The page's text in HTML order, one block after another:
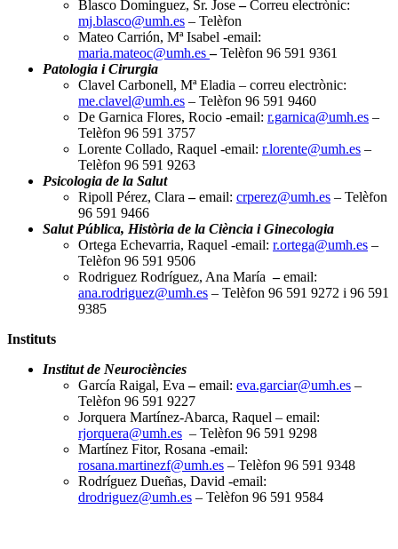
Blasco Dominguez, Sr. Jose–Correu electrònic:
mj.blasco@umh.es – Telèfon
Mateo Carrión, Mª Isabel -email:
maria.mateoc@umh.es–Telèfon 96 591 9361
Patologia i Cirurgia
Clavel Carbonell, Mª Eladia – correu electrònic:
me.clavel@umh.es – Telèfon 96 591 9460
De Garnica Flores, Rocio -email: r.garnica@umh.es –
Telèfon 96 591 3757
Lorente Collado, Raquel -email: r.lorente@umh.es –
Telèfon 96 591 9263
Psicologia de la Salut
Ripoll Pérez, Clara–email: crperez@umh.es – Telèfon
96 591 9466
Salut Pública, Història de la Ciència i Ginecologia
Ortega Echevarria, Raquel -email: r.ortega@umh.es –
Telèfon 96 591 9506
Rodriguez Rodríguez, Ana María –email:
ana.rodriguez@umh.es – Telèfon 96 591 9272 i 96 591
9385
Instituts
Institut de Neurociències
García Raigal, Eva–email: eva.garciar@umh.es –
Telèfon 96 591 9227
Jorquera Martínez-Abarca, Raquel – email:
rjorquera@umh.es – Telèfon 96 591 9298
Martínez Fitor, Rosana -email:
rosana.martinezf@umh.es – Telèfon 96 591 9348
Rodríguez Dueñas, David -email:
drodriguez@umh.es – Telèfon 96 591 9584